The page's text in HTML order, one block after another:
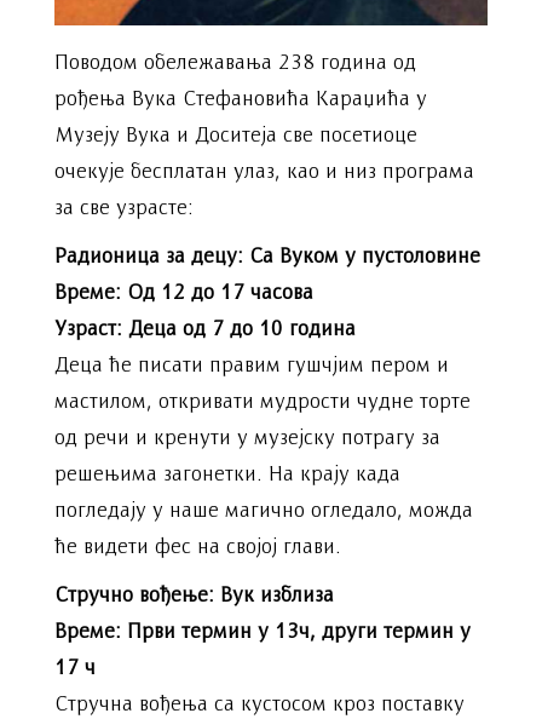
Поводом обележавања 238 година од
рођења Вука Стефановића Караџића у
Музеју Вука и Доситеја све посетиоце
очекује бесплатан улаз, као и низ програма
за све узрасте:
Радионица за децу: Са Вуком у пустоловине
Време: Од 12 до 17 часова
Узраст: Деца од 7 до 10 година
Деца ће писати правим гушчјим пером и
мастилом, откривати мудрости чудне торте
од речи и кренути у музејску потрагу за
решењима загонетки. На крају када
погледају у наше магично огледало, можда
ће видети фес на својој глави.
Стручно вођење: Вук изблиза
Време: Први термин у 13ч, други термин у
17 ч
Стручна вођења са кустосом кроз поставку